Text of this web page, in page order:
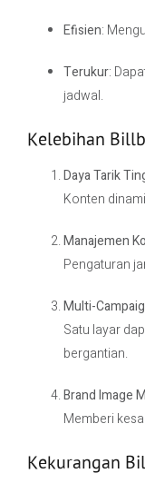
Efisien:
Terukur:
jadwal.
Kelebihan
Daya Tarik
Konten
Manajemen
Pengaturan
Multi-
Satu layar
bergantian.
Brand Image
Memberi
Kekurangan